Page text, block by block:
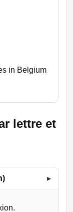
in Belgium
lettre et
▸